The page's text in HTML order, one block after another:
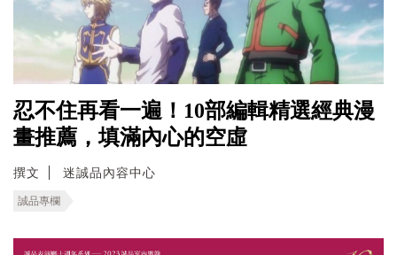
忍不住再看一遍！10部編輯精選經典漫
畫推薦，填滿內心的空虛
撰文 迷誠品內容中心
誠品專欄